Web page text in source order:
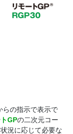
らの指示で表示で
GPの二次元コー
況に応じて必要な